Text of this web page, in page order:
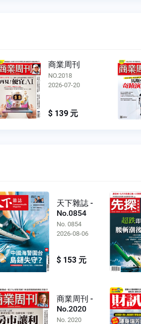
商業周刊
NO.2017
2026-07-13
$ 139 元
天下雜誌 -
No.0854
No. 0854
2026-08-06
$ 153 元
商業周刊 -
No.2020
No. 2020